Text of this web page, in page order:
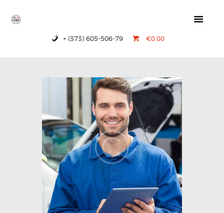
+ (373) 605-506-79 €0.00
ABOUT US
CONTACTS